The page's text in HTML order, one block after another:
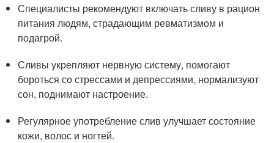
Специалисты рекомендуют включать сливу в рацион
питания людям, страдающим ревматизмом и
подагрой.
Сливы укрепляют нервную систему, помогают
бороться со стрессами и депрессиями, нормализуют
сон, поднимают настроение.
Регулярное употребление слив улучшает состояние
кожи, волос и ногтей.